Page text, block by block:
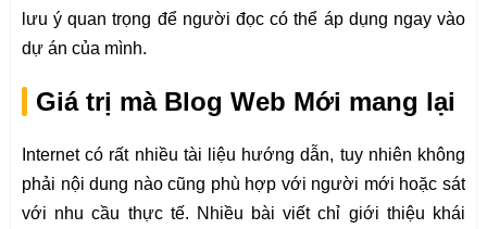
lưu ý quan trọng để người đọc có thể áp dụng ngay vào
dự án của mình.
Giá trị mà Blog Web Mới mang lại
Internet có rất nhiều tài liệu hướng dẫn, tuy nhiên không
phải nội dung nào cũng phù hợp với người mới hoặc sát
với nhu cầu thực tế. Nhiều bài viết chỉ giới thiệu khái